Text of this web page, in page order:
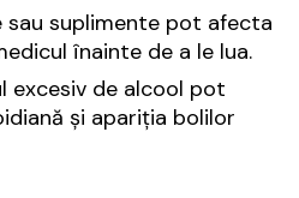
sau suplimente pot afecta
înainte de a le lua.
excesiv de alcool pot
și apariția bolilor